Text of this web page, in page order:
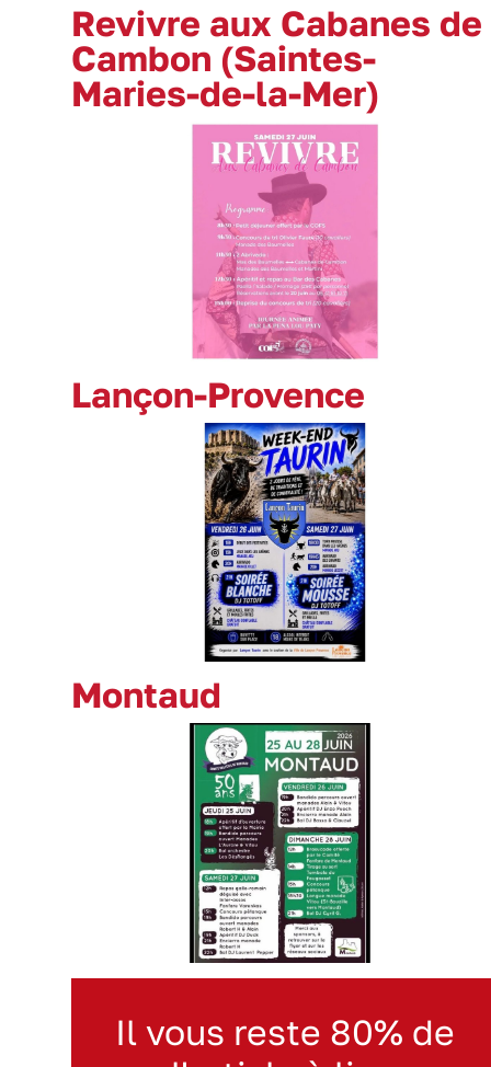
Revivre aux Cabanes de
Cambon (Saintes-
Maries-de-la-Mer)
Lançon-Provence
Montaud
Il vous reste 80% de